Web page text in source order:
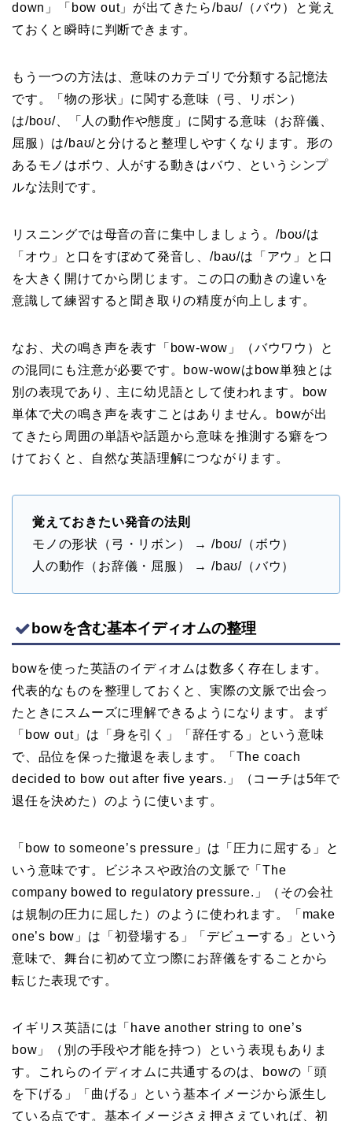
down」「bow out」が出てきたら/baʊ/（バウ）と覚え
ておくと瞬時に判断できます。
もう一つの方法は、意味のカテゴリで分類する記憶法
です。「物の形状」に関する意味（弓、リボン）
は/boʊ/、「人の動作や態度」に関する意味（お辞儀、
屈服）は/baʊ/と分けると整理しやすくなります。形の
あるモノはボウ、人がする動きはバウ、というシンプ
ルな法則です。
リスニングでは母音の音に集中しましょう。/boʊ/は
「オウ」と口をすぼめて発音し、/baʊ/は「アウ」と口
を大きく開けてから閉じます。この口の動きの違いを
意識して練習すると聞き取りの精度が向上します。
なお、犬の鳴き声を表す「bow-wow」（バウワウ）と
の混同にも注意が必要です。bow-wowはbow単独とは
別の表現であり、主に幼児語として使われます。bow
単体で犬の鳴き声を表すことはありません。bowが出
てきたら周囲の単語や話題から意味を推測する癖をつ
けておくと、自然な英語理解につながります。
覚えておきたい発音の法則
モノの形状（弓・リボン） → /boʊ/（ボウ）
人の動作（お辞儀・屈服） → /baʊ/（バウ）
bowを含む基本イディオムの整理
bowを使った英語のイディオムは数多く存在します。
代表的なものを整理しておくと、実際の文脈で出会っ
たときにスムーズに理解できるようになります。まず
「bow out」は「身を引く」「辞任する」という意味
で、品位を保った撤退を表します。「The coach
decided to bow out after five years.」（コーチは5年で
退任を決めた）のように使います。
「bow to someone’s pressure」は「圧力に屈する」と
いう意味です。ビジネスや政治の文脈で「The
company bowed to regulatory pressure.」（その会社
は規制の圧力に屈した）のように使われます。「make
one’s bow」は「初登場する」「デビューする」という
意味で、舞台に初めて立つ際にお辞儀をすることから
転じた表現です。
イギリス英語には「have another string to one’s
bow」（別の手段や才能を持つ）という表現もありま
す。これらのイディオムに共通するのは、bowの「頭
を下げる」「曲げる」という基本イメージから派生し
ている点です。基本イメージさえ押さえていれば、初